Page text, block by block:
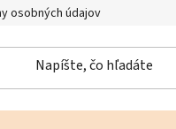
osobných údajov